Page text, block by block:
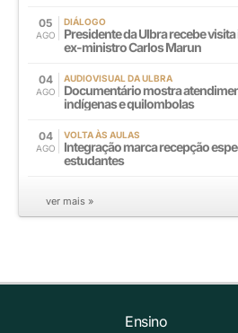
05
AGO
DIÁLOGO
Presidente da Ulbra recebe
ex-ministro Carlos Marun
04
AGO
AUDIOVISUAL DA ULBRA
Documentário mostra
indígenas e quilombolas
04
AGO
VOLTA ÀS AULAS
Integração marca recepção
estudantes
ver mais »
Ensino